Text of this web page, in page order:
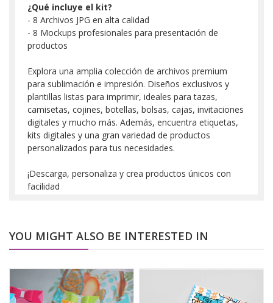
¿Qué incluye el kit?
- 8 Archivos JPG en alta calidad
- 8 Mockups profesionales para presentación de
productos
Explora una amplia colección de archivos premium
para sublimación e impresión. Diseños exclusivos y
plantillas listas para imprimir, ideales para tazas,
camisetas, cojines, botellas, bolsas, cajas, invitaciones
digitales y mucho más. Además, encuentra etiquetas,
kits digitales y una gran variedad de productos
personalizados para tus necesidades.
¡Descarga, personaliza y crea productos únicos con
facilidad
YOU MIGHT ALSO BE INTERESTED IN